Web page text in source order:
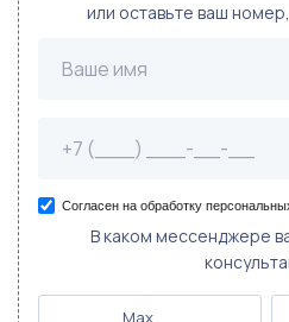
или оставьте ваш
Согласен на обработку
В каком мессенджере
Max